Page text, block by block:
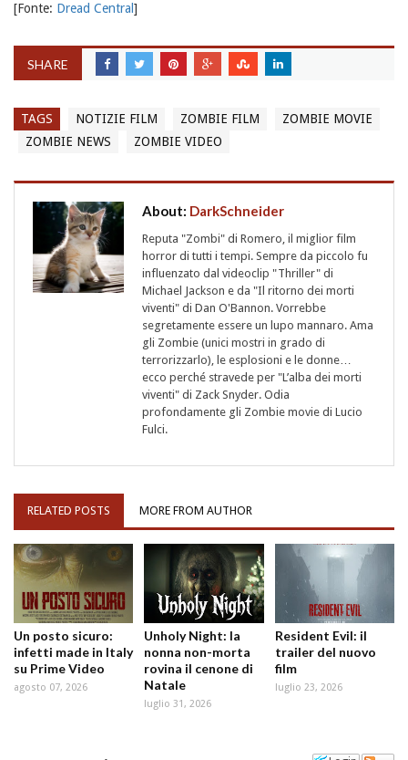
[Fonte: Dread Central ]
SHARE
TAGS NOTIZIE FILM ZOMBIE FILM
ZOMBIE MOVIE
ZOMBIE NEWS
ZOMBIE VIDEO
About: DarkSchneider
Reputa "Zombi" di Romero, il miglior film
horror di tutti i tempi. Sempre da piccolo fu
influenzato dal videoclip "Thriller" di
Michael Jackson e da "Il ritorno dei morti
viventi" di Dan O'Bannon. Vorrebbe
segretamente essere un lupo mannaro. Ama
gli Zombie (unici mostri in grado di
terrorizzarlo), le esplosioni e le donne…
ecco perché stravede per "L’alba dei morti
viventi" di Zack Snyder. Odia
profondamente gli Zombie movie di Lucio
Fulci.
RELATED POSTS MORE FROM AUTHOR
Un posto sicuro:
infetti made in Italy
su Prime Video
agosto 07, 2026
Unholy Night: la
nonna non-morta
rovina il cenone di
Natale
luglio 31, 2026
Resident Evil: il
trailer del nuovo
film
luglio 23, 2026